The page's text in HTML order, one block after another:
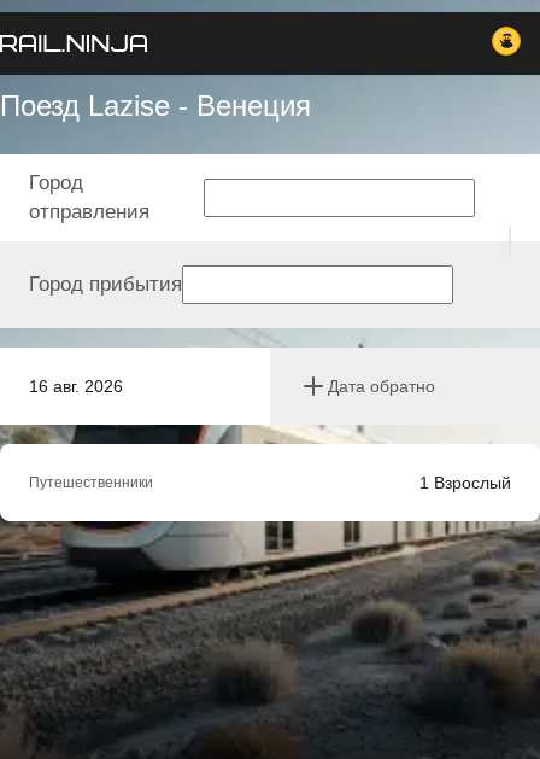
Поезд Lazise - Венеция
16 авг. 2026 Дата обратно
Город
отправления
Город прибытия
Путешественники 1 Взрослый